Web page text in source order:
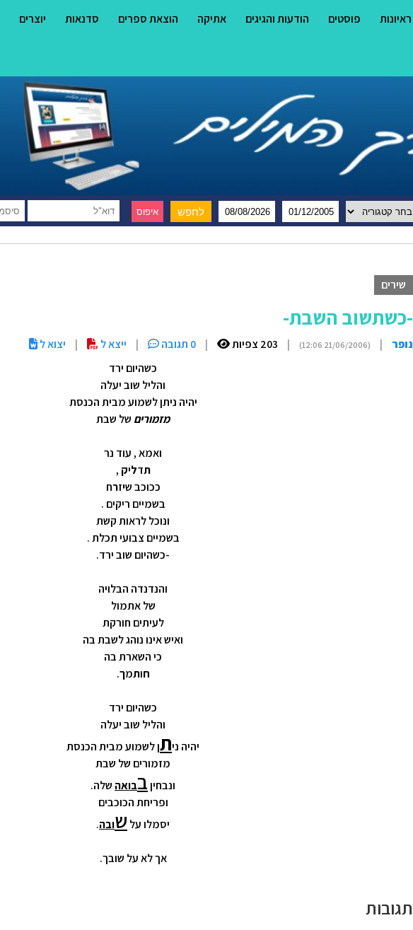
ראיונות פוסטים הודעות והגיגים אתיקה הוצאת ספרים סדנאות יוצרים
שירים
-כשתשוב השבת-
נופר |
(21/06/2006 12:06)
| 203 צפיות | 0 תגובה | ייצא ל |
יצוא ל
כשהיום ירד
והליל שוב יעלה
יהיה ניתן לשמוע מבית הכנסת
מזמורים של שבת
ואמא , עוד נר
תדליק ,
ככוכב שיזרח
בשמיים ריקים .
ונוכל לראות קשת
בשמיים צבועי תכלת .
-כשהיום שוב ירד.
והנדנדה הבלויה
של אתמול
לעיתים חורקת
ואיש אינו נוהג לשבת בה
כי השארת בה
חותמך.
כשהיום ירד
והליל שוב יעלה
יהיה ניתן לשמוע מבית הכנסת
מזמורים של שבת
ונבחיןבבואה שלה.
ופריחת הכוכבים
יסמלו על שובה.
אך לא על שובך.
תגובות